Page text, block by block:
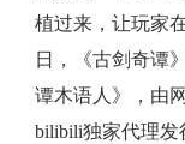
植过来，让玩家
日，《古剑奇谭
谭木语人》，由
bilibili独家代理发